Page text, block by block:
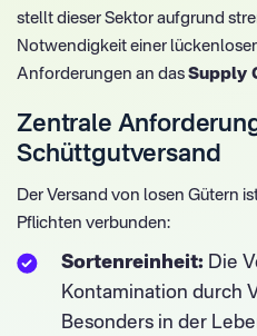
stellt dieser Sektor aufgrund
Notwendigkeit einer
Anforderungen an das Supply
Zentrale
Schüttgutversand
Der Versand von losen Gütern
Pflichten verbunden:
Sortenreinheit: Die
Kontamination durch
Besonders in der